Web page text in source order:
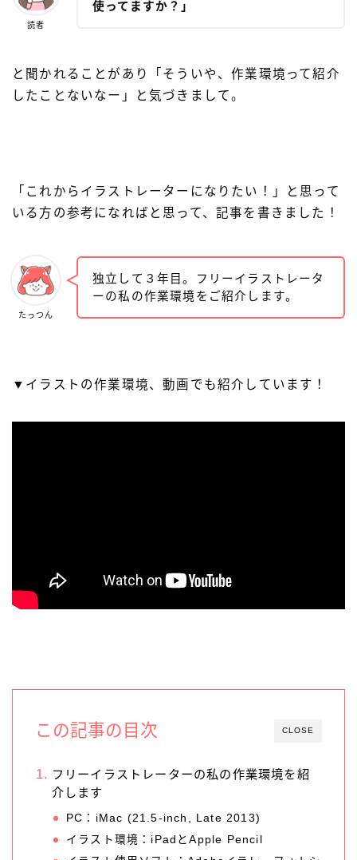
読者
使ってますか？」
と聞かれることがあり「そういや、作業環境って紹介
したことないなー」と気づきまして。
「これからイラストレーターになりたい！」と思って
いる方の参考になればと思って、記事を書きました！
たっつん
独立して３年目。フリーイラストレータ
ーの私の作業環境をご紹介します。
▼イラストの作業環境、動画でも紹介しています！
CLOSE
この記事の目次
フリーイラストレーターの私の作業環境を紹
介します
PC：iMac (21.5-inch, Late 2013)
イラスト環境：iPadとApple Pencil